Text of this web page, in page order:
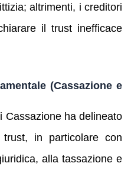
altrimenti, i creditori
il trust inefficace
(Cassazione e
Cassazione ha delineato
in particolare con
alla tassazione e